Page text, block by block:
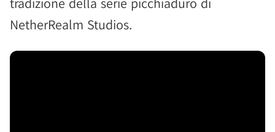
NetherRealm Studios.